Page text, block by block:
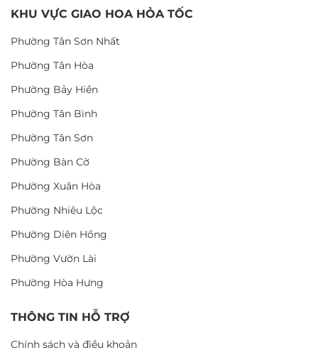
KHU VỰC GIAO HOA HỎA TỐC
Phường Tân Sơn Nhất
Phường Tân Hòa
Phường Bảy Hiền
Phường Tân Bình
Phường Tân Sơn
Phường Bàn Cờ
Phường Xuân Hòa
Phường Nhiêu Lộc
Phường Diên Hồng
Phường Vườn Lài
Phường Hòa Hưng
THÔNG TIN HỖ TRỢ
Chính sách và điều khoản